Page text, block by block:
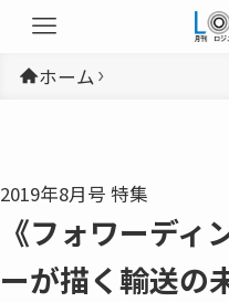
ホーム
2019年8月号 特集
《フォワーディ
ーが描く輸送の